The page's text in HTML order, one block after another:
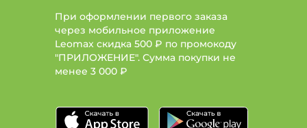
При оформлении первого заказа
через мобильное приложение
Leomax скидка 500 ₽ по промокоду
"ПРИЛОЖЕНИЕ". Сумма покупки не
менее 3 000 ₽